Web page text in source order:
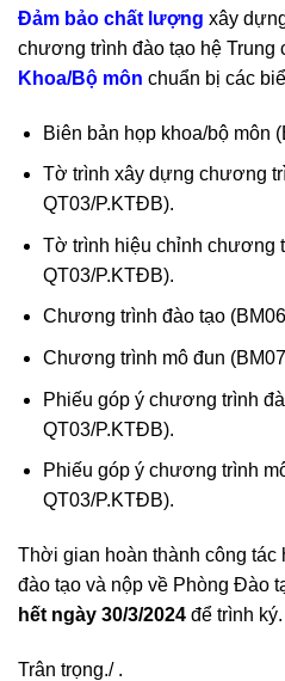
Đảm bảo chất lượng xây
chương trình đào tạo hệ Trung
Khoa/Bộ môn chuẩn bị các
Biên bản họp khoa/bộ môn
Tờ trình xây dựng chương
QT03/P.KTĐB).
Tờ trình hiệu chỉnh chương
QT03/P.KTĐB).
Chương trình đào tạo
Chương trình mô đun
Phiếu góp ý chương trình
QT03/P.KTĐB).
Phiếu góp ý chương trình
QT03/P.KTĐB).
Thời gian hoàn thành công
đào tạo và nộp về Phòng Đào
hết ngày 30/3/2024 để trình ký.
Trân trọng./ .